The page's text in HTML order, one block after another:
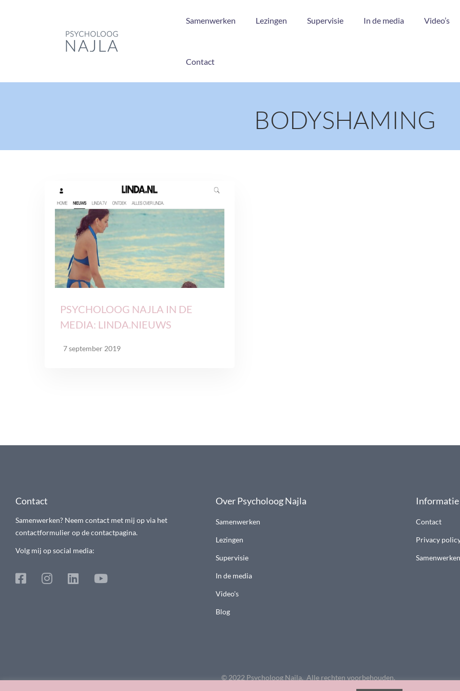
Samenwerken Lezingen Supervisie In de media Video’s
Contact
BODYSHAMING
PSYCHOLOOG NAJLA IN DE
MEDIA: LINDA.NIEUWS
7 september 2019
Contact
Samenwerken? Neem contact met mij op via het
contactformulier op de contactpagina.
Volg mij op social media:
Over Psycholoog Najla
Samenwerken
Lezingen
Supervisie
In de media
Video's
Blog
Informatie
Contact
Privacy
Samenwerken
© 2022 Psycholoog Najla. Alle rechten voorbehouden.